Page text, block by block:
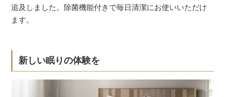
追及しました。除菌機能付きで毎日清潔にお使いいただけ
ます。
新しい眠りの体験を